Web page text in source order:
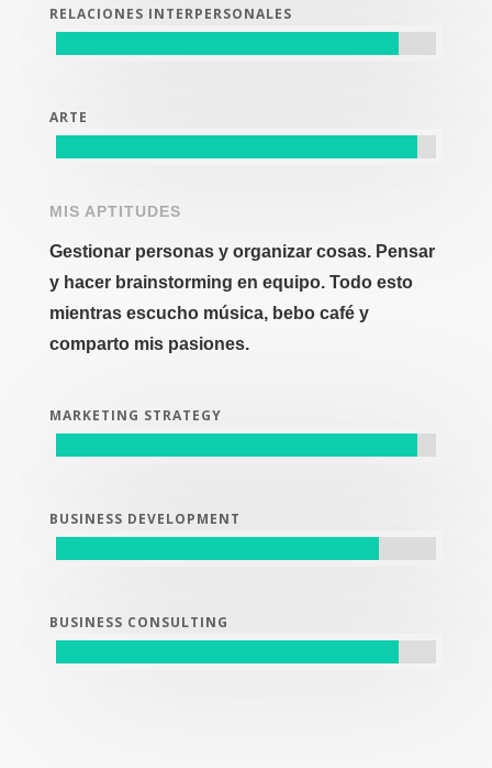
RELACIONES INTERPERSONALES
ARTE
MIS APTITUDES
Gestionar personas y organizar cosas. Pensar
y hacer brainstorming en equipo. Todo esto
mientras escucho música, bebo café y
comparto mis pasiones.
MARKETING STRATEGY
BUSINESS DEVELOPMENT
BUSINESS CONSULTING